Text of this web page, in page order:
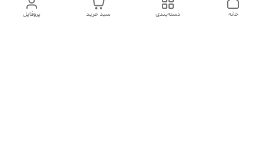
پروفایل سبد خرید دسته‌بندی خانه